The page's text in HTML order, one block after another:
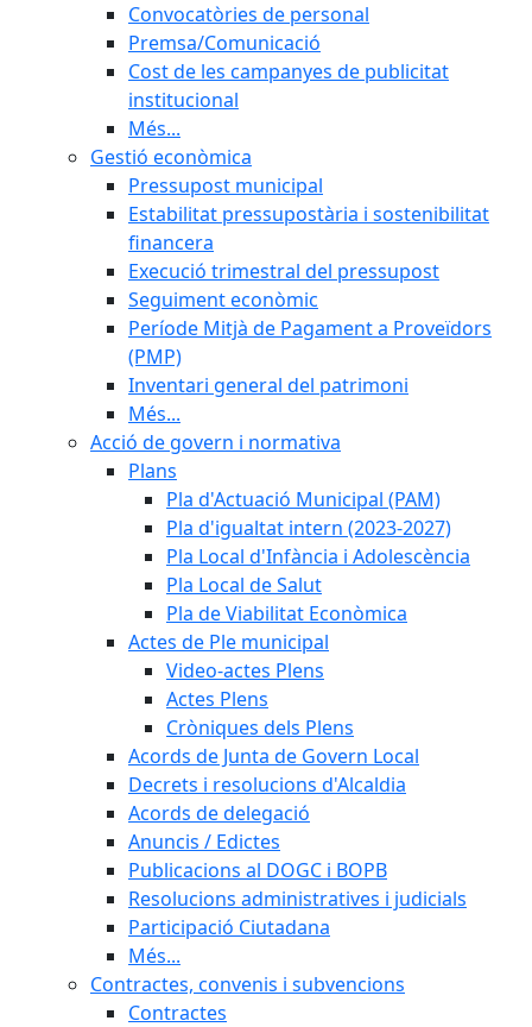
Convocatòries de personal
Premsa/Comunicació
Cost de les campanyes de publicitat
institucional
Més...
Gestió econòmica
Pressupost municipal
Estabilitat pressupostària i sostenibilitat
financera
Execució trimestral del pressupost
Seguiment econòmic
Període Mitjà de Pagament a Proveïdors
(PMP)
Inventari general del patrimoni
Més...
Acció de govern i normativa
Plans
Pla d'Actuació Municipal (PAM)
Pla d'igualtat intern (2023-2027)
Pla Local d'Infància i Adolescència
Pla Local de Salut
Pla de Viabilitat Econòmica
Actes de Ple municipal
Video-actes Plens
Actes Plens
Cròniques dels Plens
Acords de Junta de Govern Local
Decrets i resolucions d'Alcaldia
Acords de delegació
Anuncis / Edictes
Publicacions al DOGC i BOPB
Resolucions administratives i judicials
Participació Ciutadana
Més...
Contractes, convenis i subvencions
Contractes